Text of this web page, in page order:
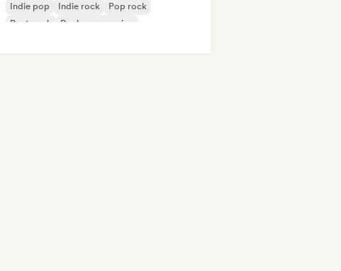
Indie pop
Indie rock
Pop rock
Post punk
Rock progressivo